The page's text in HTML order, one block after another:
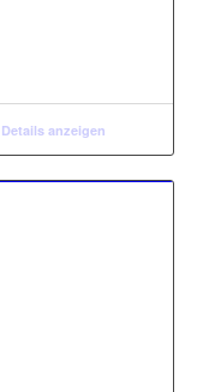
Details anzeigen